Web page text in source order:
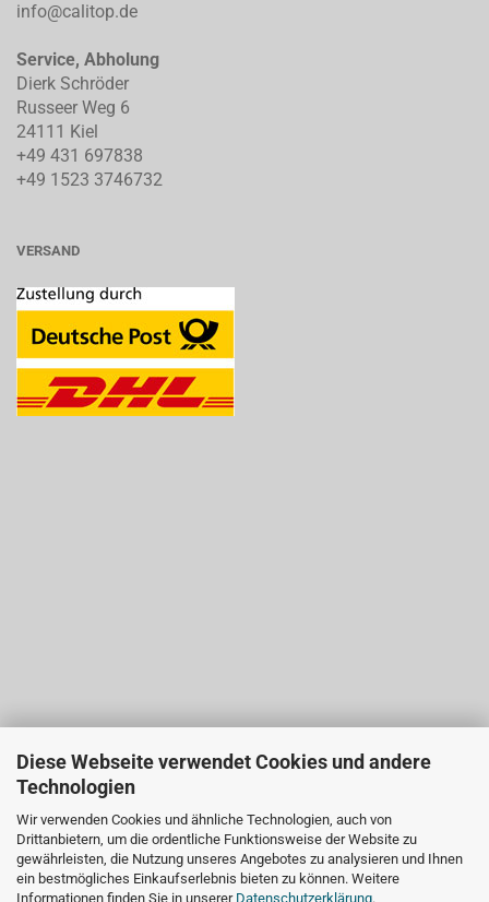
Diese Webseite verwendet Cookies und andere
Technologien
Wir verwenden Cookies und ähnliche Technologien, auch von
Drittanbietern, um die ordentliche Funktionsweise der Website zu
gewährleisten, die Nutzung unseres Angebotes zu analysieren und Ihnen
ein bestmögliches Einkaufserlebnis bieten zu können. Weitere
Informationen finden Sie in unserer Datenschutzerklärung.
info@calitop.de
Service, Abholung
Dierk Schröder
Russeer Weg 6
24111 Kiel
+49 431 697838
+49 1523 3746732
VERSAND